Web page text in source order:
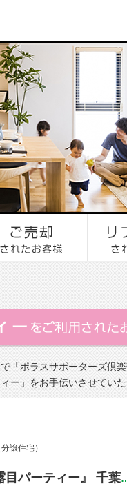
「ポラスサポーターズ倶
ー」をお手伝いさせていた
譲住宅）
開催しました! 『新築お披露